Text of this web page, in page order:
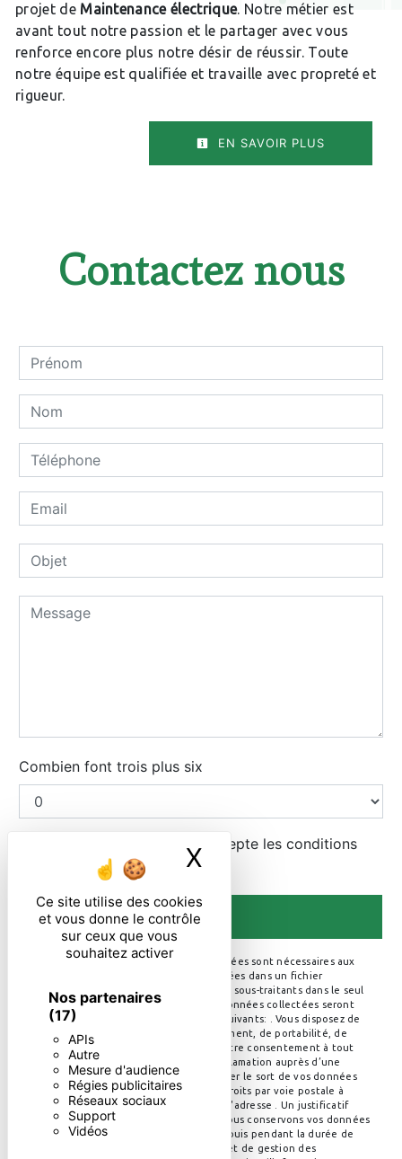
Ce site utilise des cookies
et vous donne le contrôle
sur ceux que vous
souhaitez activer
Nos partenaires
(17)
APIs
Autre
Mesure d'audience
Régies publicitaires
Réseaux sociaux
Support
Vidéos
X Masquer le
projet de Maintenance électrique. Notre métier est
avant tout notre passion et le partager avec vous
renforce encore plus notre désir de réussir. Toute
notre équipe est qualifiée et travaille avec propreté et
rigueur.
EN SAVOIR PLUS
Contactez nous
Combien font trois plus six
En cochant cette case, j'accepte les conditions
particulières ci-dessous **
ENVOYER
** Les données personnelles communiquées sont nécessaires aux
fins de vous contacter et sont enregistrées dans un fichier
informatisé. Elles sont destinées à et ses sous-traitants dans le seul
but de répondre à votre message. Les données collectées seront
communiquées aux seuls destinataires suivants: . Vous disposez de
droits d’accès, de rectification, d’effacement, de portabilité, de
limitation, d’opposition, de retrait de votre consentement à tout
moment et du droit d’introduire une réclamation auprès d’une
autorité de contrôle, ainsi que d’organiser le sort de vos données
post-mortem. Vous pouvez exercer ces droits par voie postale à
l'adresse ou par courrier électronique à l'adresse . Un justificatif
d'identité pourra vous être demandé. Nous conservons vos données
pendant la période de prise de contact puis pendant la durée de
prescription légale aux fins probatoires et de gestion des